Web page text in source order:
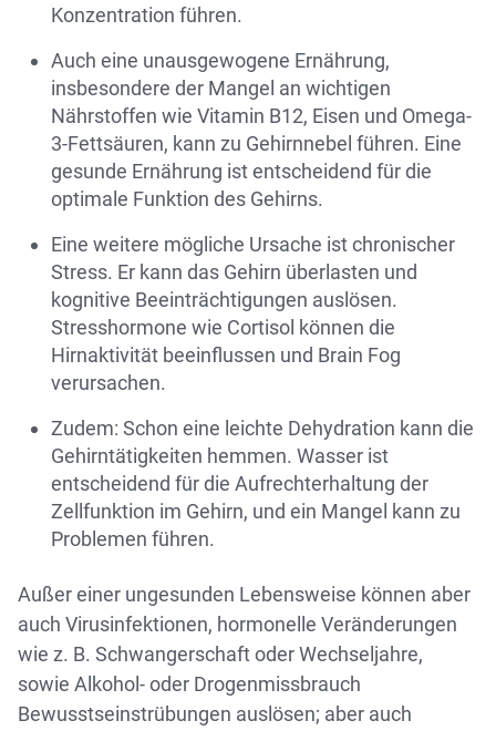
Konzentration führen.
Auch eine unausgewogene Ernährung,
insbesondere der Mangel an wichtigen
Nährstoffen wie Vitamin B12, Eisen und Omega-
3-Fettsäuren, kann zu Gehirnnebel führen. Eine
gesunde Ernährung ist entscheidend für die
optimale Funktion des Gehirns.
Eine weitere mögliche Ursache ist chronischer
Stress. Er kann das Gehirn überlasten und
kognitive Beeinträchtigungen auslösen.
Stresshormone wie Cortisol können die
Hirnaktivität beeinflussen und Brain Fog
verursachen.
Zudem: Schon eine leichte Dehydration kann die
Gehirntätigkeiten hemmen. Wasser ist
entscheidend für die Aufrechterhaltung der
Zellfunktion im Gehirn, und ein Mangel kann zu
Problemen führen.
Außer einer ungesunden Lebensweise können aber
auch Virusinfektionen, hormonelle Veränderungen
wie z. B. Schwangerschaft oder Wechseljahre,
sowie Alkohol- oder Drogenmissbrauch
Bewusstseinstrübungen auslösen; aber auch